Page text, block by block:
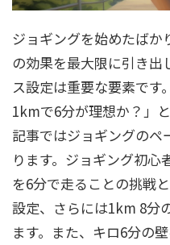
ジョギングを始めたばか
の効果を最大限に引き出
ス設定は重要な要素です
1kmで6分が理想か？」
記事ではジョギングのペ
ります。ジョギング初
を6分で走ることの挑戦
設定、さらには1km 8分
ます。また、キロ6分の